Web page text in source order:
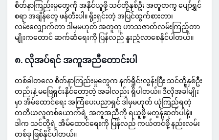
စိတ်နာကြည်းမှုတွေကို အနိုင်ယူဖို့ သင်တို့နှစ်ဦး အတူတကွ ပျော်ရွှင်
စရာ အချိန်တွေ ဖန်တီးပါ။ ရိုးရှင်းတဲ့ အပြင်ထွက်စားတာ၊
လမ်းလျှောက်တာ ဒါမှမဟုတ် အတူတူ ဟာသဇာတ်လမ်းကြည့်တာ
မျိုးကတောင် ဆက်ဆံရေးကို ပြန်လည် နူးညံ့လာစေနိုင်ပါတယ်။
၈. လိုအပ်ရင် အကူအညီတောင်းပါ
တစ်ခါတလေ စိတ်နာကြည်းမှုတွေက နက်ရှိုင်းလွန်းပြီး သင်တို့နှစ်ဦး
တည်းနဲ့ မဖြေရှင်းနိုင်တော့တဲ့ အခါလည်း ရှိပါတယ်။ ဒီလိုအခါမျိုး
မှာ အိမ်ထောင်ရေး အကြံပေးပညာရှင် ဒါမှမဟုတ် ယုံကြည်ရတဲ့
တတိယလူတစ်ယောက်ရဲ့ အကူအညီကို ရယူဖို့ မတွန့်ဆုတ်ပါနဲ့။
ဒါက သင်တို့ရဲ့ အိမ်ထောင်ရေးကို ပြန်လည် ကယ်တင်ဖို့ နည်းလမ်း
တစ်ခု ဖြစ်နိုင်ပါတယ်။